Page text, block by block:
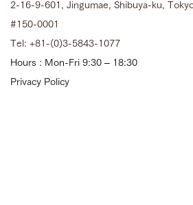
2-16-9-601, Jingumae, Shibuya-ku,
#150-0001
Tel: +81-(0)3-5843-1077
Hours : Mon-Fri 9:30 – 18:30
Privacy Policy